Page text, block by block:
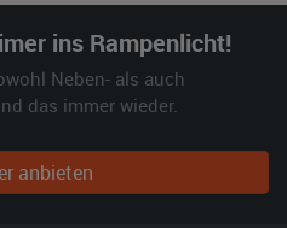
ins Rampenlicht!
Neben- als auch
das immer wieder.
anbieten